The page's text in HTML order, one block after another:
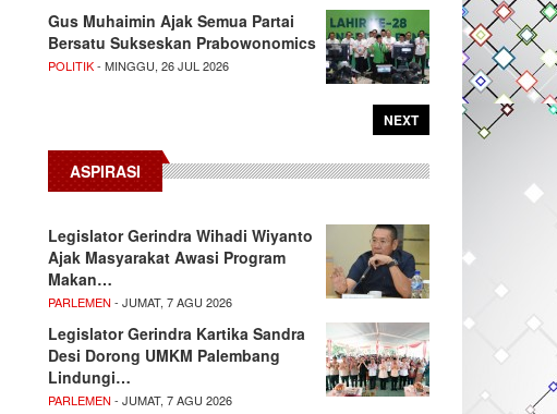
Gus Muhaimin Ajak Semua Partai
Bersatu Sukseskan Prabowonomics
POLITIK- MINGGU, 26 JUL 2026
NEXT
ASPIRASI
Legislator Gerindra Wihadi Wiyanto
Ajak Masyarakat Awasi Program
Makan…
PARLEMEN - JUMAT, 7 AGU 2026
Legislator Gerindra Kartika Sandra
Desi Dorong UMKM Palembang
Lindungi…
PARLEMEN - JUMAT, 7 AGU 2026